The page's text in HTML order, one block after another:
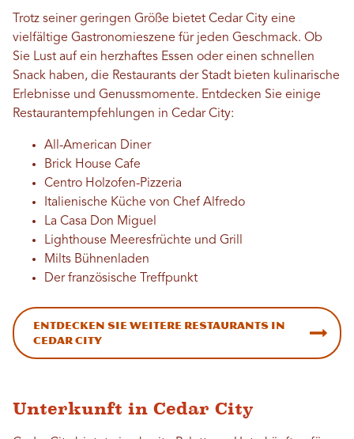
Trotz seiner geringen Größe bietet Cedar City eine
vielfältige Gastronomieszene für jeden Geschmack. Ob
Sie Lust auf ein herzhaftes Essen oder einen schnellen
Snack haben, die Restaurants der Stadt bieten kulinarische
Erlebnisse und Genussmomente. Entdecken Sie einige
Restaurantempfehlungen in Cedar City:
All-American Diner
Brick House Cafe
Centro Holzofen-Pizzeria
Italienische Küche von Chef Alfredo
La Casa Don Miguel
Lighthouse Meeresfrüchte und Grill
Milts Bühnenladen
Der französische Treffpunkt
Entdecken Sie weitere Restaurants in
Cedar City
Unterkunft in Cedar City